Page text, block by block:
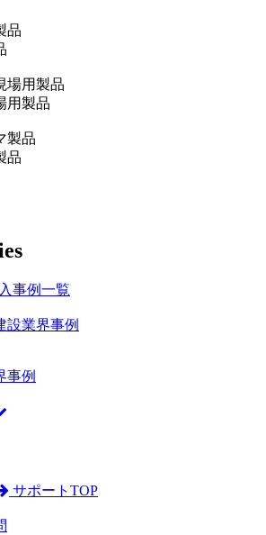
用製品
品
事例一覧
設業界事例
事例
サポートTOP